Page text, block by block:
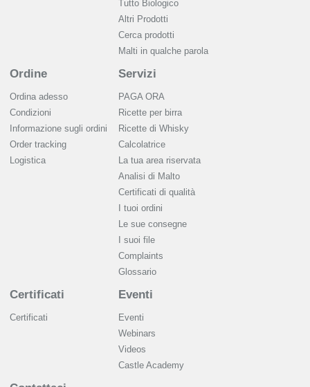
Tutto Biologico
Altri Prodotti
Cerca prodotti
Malti in qualche parola
Ordine
Ordina adesso
Condizioni
Informazione sugli ordini
Order tracking
Logistica
Servizi
PAGA ORA
Ricette per birra
Ricette di Whisky
Calcolatrice
La tua area riservata
Analisi di Malto
Сertificati di qualità
I tuoi ordini
Le sue consegne
I suoi file
Complaints
Glossario
Certificati
Certificati
Eventi
Eventi
Webinars
Videos
Castle Academy